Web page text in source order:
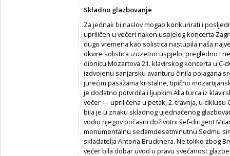
Skladno glazbovanje
Za jednak bi naslov mogao konkurirati i
upriličen u večeri nakon uspjelog koncerta
dugo vremena kao solistica nastupila naša
okvire solistica izuzetno uspjelo, pregledno i
dionicu Mozartova 21. klavirskog koncerta u C-
izdvojenu sanjarsku avanturu činila polagana
jurećim pasažama kristalne, tipično
je dodatno potvrdila i ljupkim Alla turca iz
večer — upriličena u petak, 2. travnja, u
bila je u znaku skladnog ujednačenog
vodio njegov počasni doživotni šef-dirigent
monumentalnu sedamdesetminutnu Sedmu
skladatelja Antona Brucknera. Ne toliko zbog
večer bila dobar uvod u pravu svečanost